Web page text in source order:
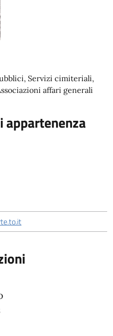
Servizi cimiteriali,
affari generali
appartenenza